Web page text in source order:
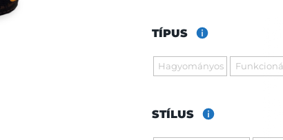
TÍPUS
Hagyományos
STÍLUS